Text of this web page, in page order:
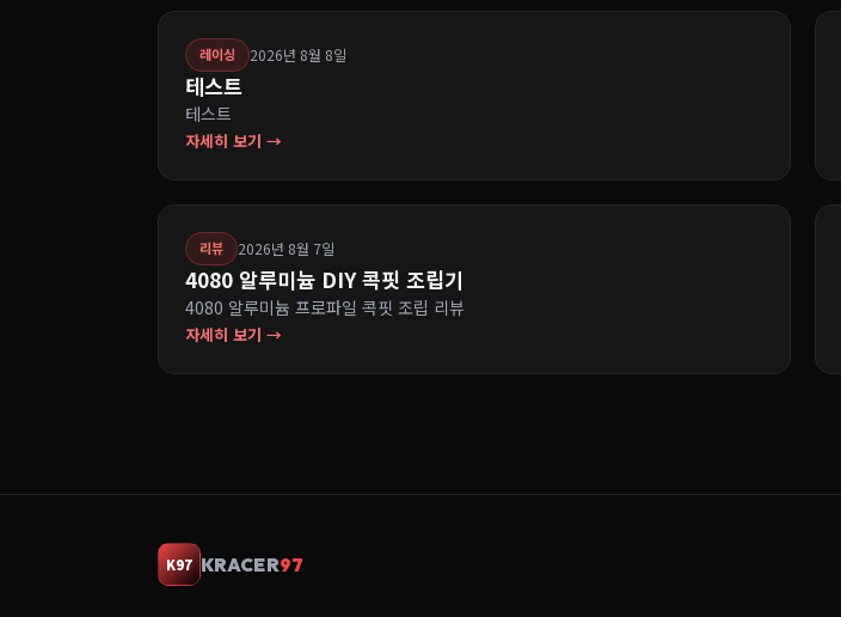
레이싱 2026년 8월 8일
테스트
테스트
자세히 보기 →
리뷰 2026년 8월 7일
4080 알루미늄 DIY 콕핏 조립기
4080 알루미늄 프로파일 콕핏 조립 리뷰
자세히 보기 →
K97 KRACER97